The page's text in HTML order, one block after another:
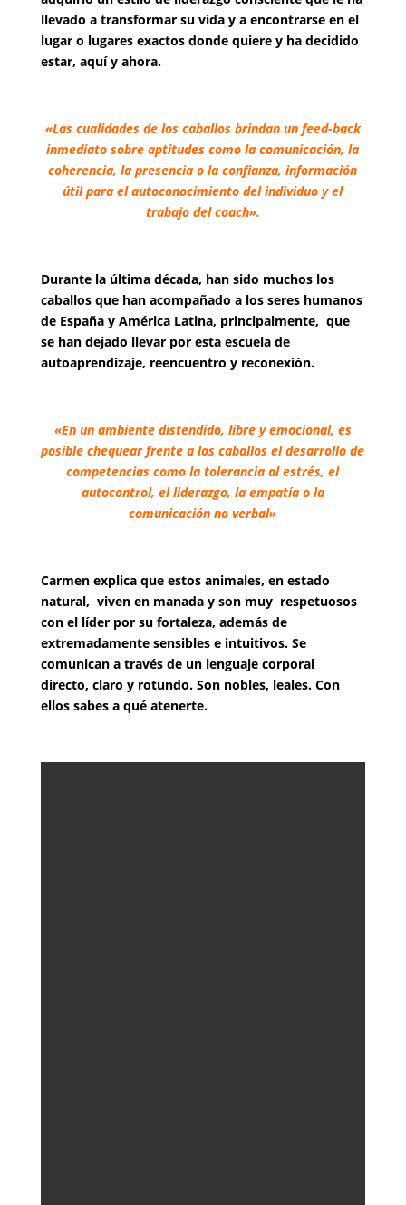
llevado a transformar su vida y a encontrarse en el
lugar o lugares exactos donde quiere y ha decidido
estar, aquí y ahora.
«Las cualidades de los caballos brindan un feed-back
inmediato sobre aptitudes como la comunicación, la
coherencia, la presencia o la confianza, información
útil para el autoconocimiento del individuo y el
trabajo del coach».
Durante la última década, han sido muchos los
caballos que han acompañado a los seres humanos
de España y América Latina, principalmente, que
se han dejado llevar por esta escuela de
autoaprendizaje, reencuentro y reconexión.
«En un ambiente distendido, libre y emocional, es
posible chequear frente a los caballos el desarrollo de
competencias como la tolerancia al estrés, el
autocontrol, el liderazgo, la empatía o la
comunicación no verbal»
Carmen explica que estos animales, en estado
natural, viven en manada y son muy respetuosos
con el líder por su fortaleza, además de
extremadamente sensibles e intuitivos. Se
comunican a través de un lenguaje corporal
directo, claro y rotundo. Son nobles, leales. Con
ellos sabes a qué atenerte.